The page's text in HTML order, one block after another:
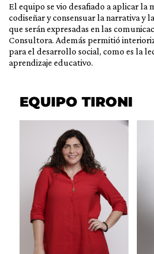
El equipo se vio desafiado a aplicar la
codiseñar y consensuar la narrativa y
que serán expresadas en las
Consultora. Además permitió
para el desarrollo social, como es la
aprendizaje educativo.
EQUIPO TIRONI